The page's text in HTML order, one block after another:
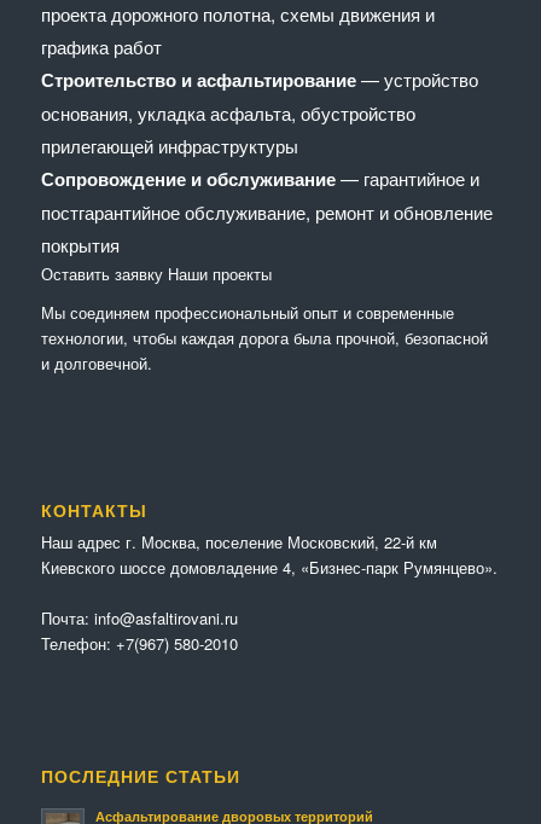
проекта дорожного полотна, схемы движения и
графика работ
Строительство и асфальтирование— устройство
основания, укладка асфальта, обустройство
прилегающей инфраструктуры
Сопровождение и обслуживание— гарантийное и
постгарантийное обслуживание, ремонт и обновление
покрытия
Оставить заявку Наши проекты
Мы соединяем профессиональный опыт и современные
технологии, чтобы каждая дорога была прочной, безопасной
и долговечной.
КОНТАКТЫ
Наш адрес г. Москва, поселение Московский, 22-й км
Киевского шоссе домовладение 4, «Бизнес-парк Румянцево».
Почта: info@asfaltirovani.ru
Телефон: +7(967) 580-2010
ПОСЛЕДНИЕ СТАТЬИ
Асфальтирование дворовых территорий